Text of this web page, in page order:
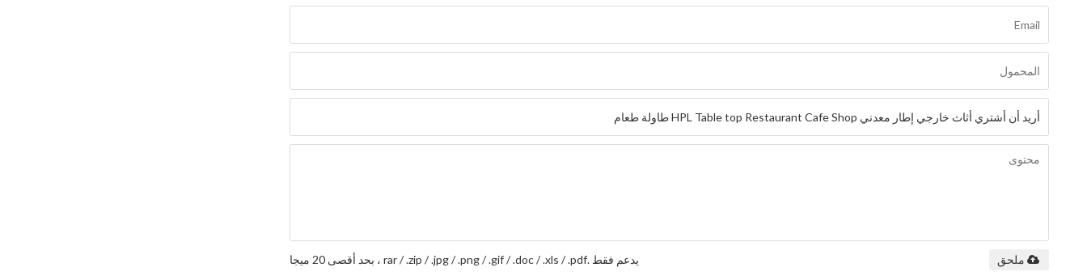
يدعم فقط .rar / .zip / .jpg / .png / .gif / .doc / .xls / .pdf ، بحد أقصى 20 ميجا ملحق